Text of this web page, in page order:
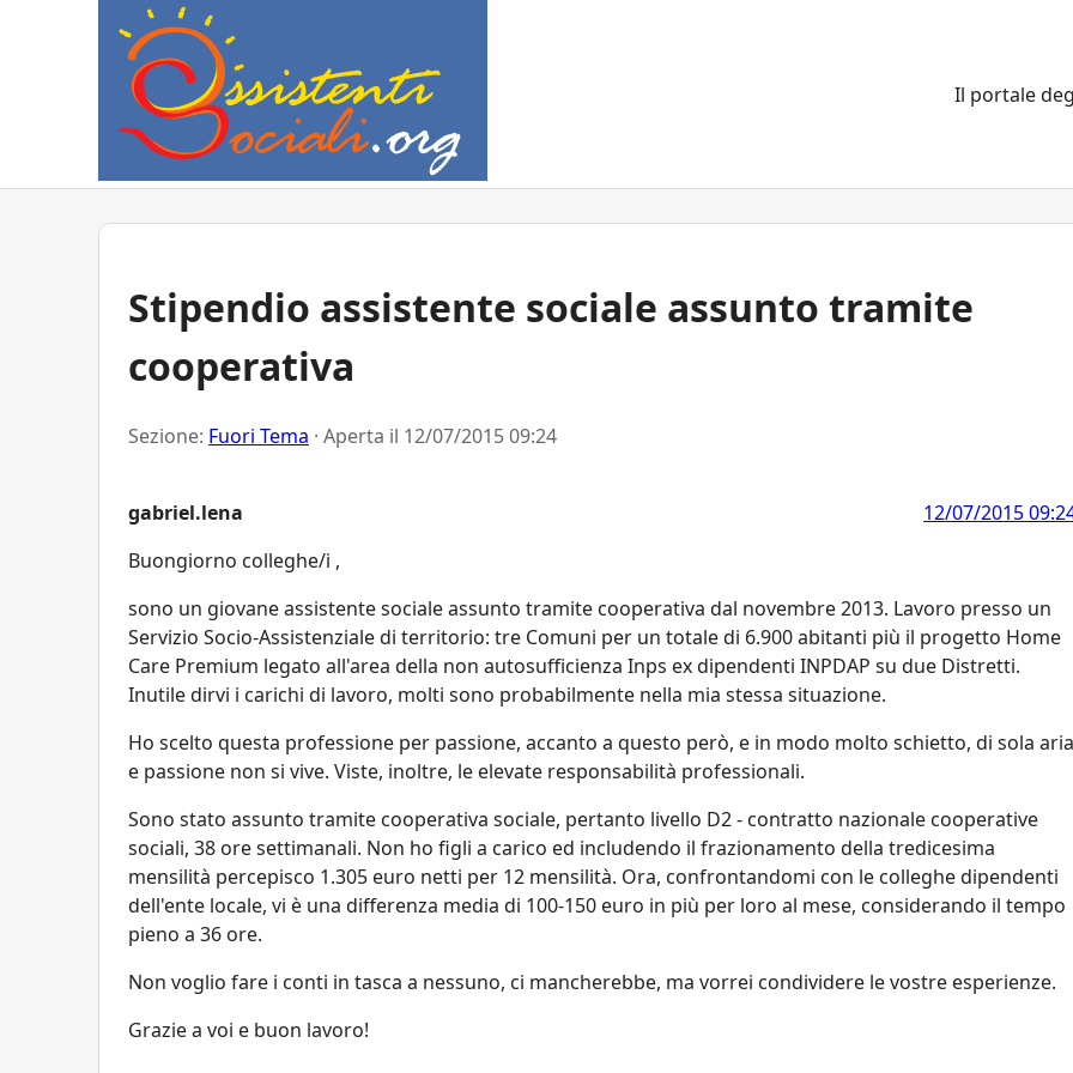
Il portale
Stipendio assistente sociale assunto tramite
cooperativa
Sezione: Fuori Tema · Aperta il 12/07/2015 09:24
gabriel.lena
12/07/2015
Buongiorno colleghe/i ,
sono un giovane assistente sociale assunto tramite cooperativa dal novembre 2013. Lavoro presso un
Servizio Socio-Assistenziale di territorio: tre Comuni per un totale di 6.900 abitanti più il progetto Home
Care Premium legato all'area della non autosufficienza Inps ex dipendenti INPDAP su due Distretti.
Inutile dirvi i carichi di lavoro, molti sono probabilmente nella mia stessa situazione.
Ho scelto questa professione per passione, accanto a questo però, e in modo molto schietto, di sola aria
e passione non si vive. Viste, inoltre, le elevate responsabilità professionali.
Sono stato assunto tramite cooperativa sociale, pertanto livello D2 - contratto nazionale cooperative
sociali, 38 ore settimanali. Non ho figli a carico ed includendo il frazionamento della tredicesima
mensilità percepisco 1.305 euro netti per 12 mensilità. Ora, confrontandomi con le colleghe dipendenti
dell'ente locale, vi è una differenza media di 100-150 euro in più per loro al mese, considerando il tempo
pieno a 36 ore.
Non voglio fare i conti in tasca a nessuno, ci mancherebbe, ma vorrei condividere le vostre esperienze.
Grazie a voi e buon lavoro!